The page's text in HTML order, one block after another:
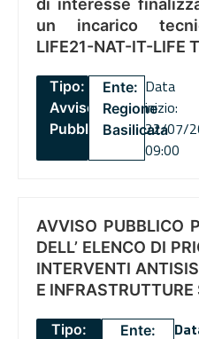
di interesse
un incarico
LIFE21-NAT-IT-LIFE
Tipo:
Avviso
Pubblico
Ente:
Regione
Basilicata
Data
inizio:
22/07/
09:00
AVVISO PUBBLICO
DELL’ ELENCO DI
INTERVENTI
E INFRASTRUTTURE
Tipo: Ente: